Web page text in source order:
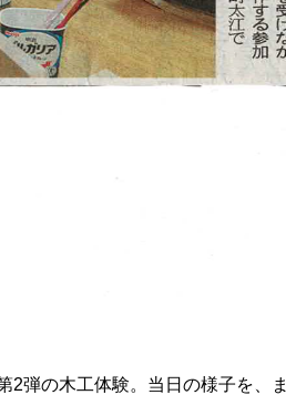
弾の木工体験。当日の様子を、ま